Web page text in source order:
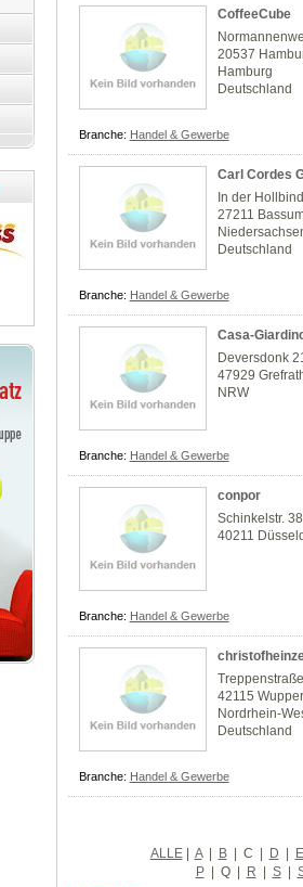
CoffeeCube
20537
Hamburg
Deutschland
Branche: Handel & Gewerbe
Carl Cordes
In der
27211
Deutschland
Branche: Handel & Gewerbe
Casa-
Deversdonk
47929
NRW
Branche: Handel & Gewerbe
conpor
Schinkelstr.
40211
Branche: Handel & Gewerbe
42115
Nordrhein-
Deutschland
Branche: Handel & Gewerbe
ALLE| A | B | C | D | E
P | Q | R | S |